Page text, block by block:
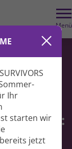
Menü
Ihr
starten wir
jetzt